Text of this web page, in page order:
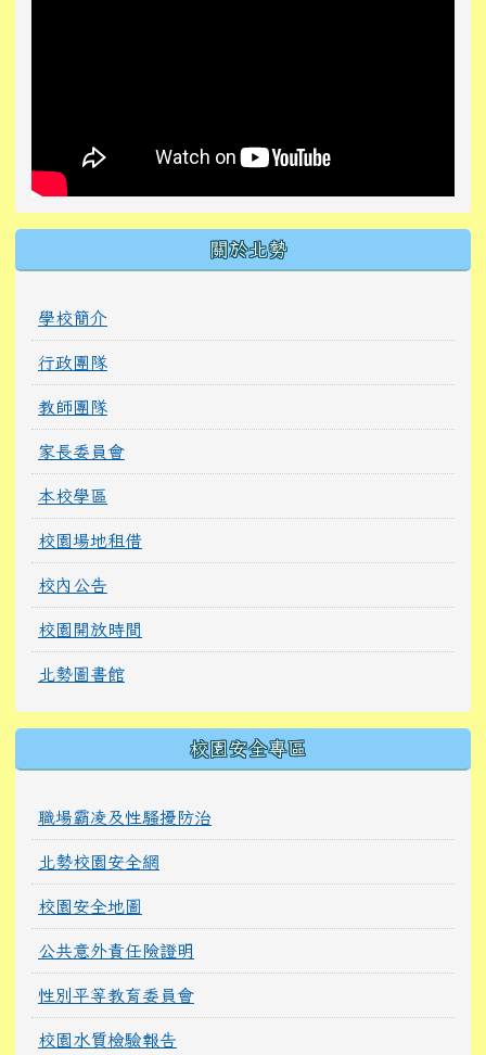
關於北勢
學校簡介
行政團隊
教師團隊
家長委員會
本校學區
校園場地租借
校內公告
校園開放時間
北勢圖書館
校園安全專區
職場霸凌及性騷擾防治
北勢校園安全網
校園安全地圖
公共意外責任險證明
性別平等教育委員會
校園水質檢驗報告